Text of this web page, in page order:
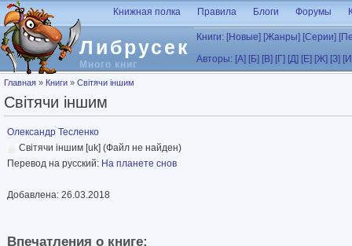
Перейти к основному содержанию
Либрусек
Много книг
Книжная полка Правила Блоги Форумы
Книги: [Новые] [Жанры] [Серии]
Авторы: [А] [Б] [В] [Г] [Д] [Е] [Ж] [З]
Вы здесь
Главная » Книги » Світячи іншим
Світячи іншим
Олександр Тесленко
Світячи іншим [uk] (Файл не найден)
Перевод на русский: На планете снов
Добавлена: 26.03.2018
Впечатления о книге: